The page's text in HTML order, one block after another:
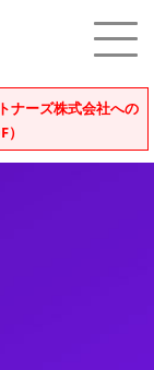
ナーズ株式会社への